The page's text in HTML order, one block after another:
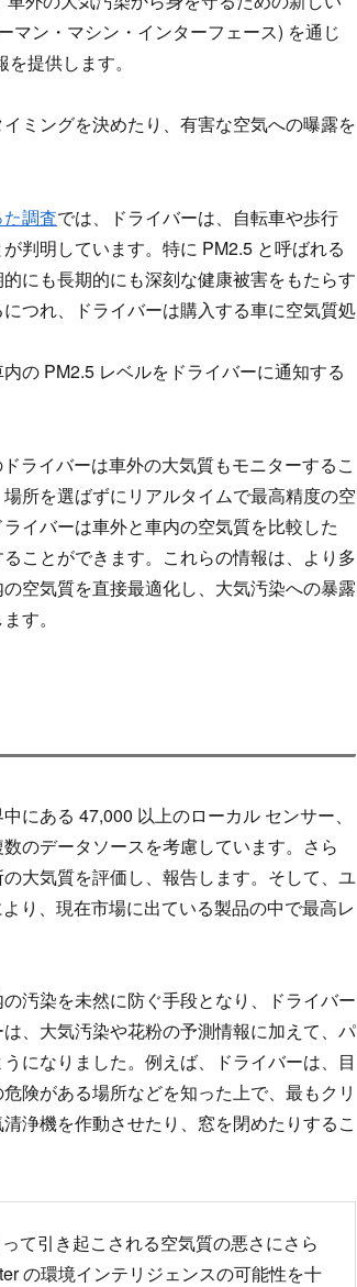
マン・マシン・インターフェース) を通じ
提供します。
ミングを決めたり、有害な空気への曝露を
調査では、ドライバーは、自転車や歩行
判明しています。特に PM2.5 と呼ばれる
にも長期的にも深刻な健康被害をもたらす
つれ、ドライバーは購入する車に空気質処
の PM2.5 レベルをドライバーに通知する
ライバーは車外の大気質もモニターするこ
所を選ばずにリアルタイムで最高精度の空
イバーは車外と車内の空気質を比較した
ことができます。これらの情報は、より多
空気質を直接最適化し、大気汚染への暴露
す。
にある 47,000 以上のローカル センサー、
のデータソースを考慮しています。さら
大気質を評価し、報告します。そして、ユ
り、現在市場に出ている製品の中で最高レ
汚染を未然に防ぐ手段となり、ドライバー
、大気汚染や花粉の予測情報に加えて、パ
になりました。例えば、ドライバーは、目
険がある場所などを知った上で、最もクリ
浄機を作動させたり、窓を閉めたりするこ
て引き起こされる空気質の悪さにさら
の環境インテリジェンスの可能性を十